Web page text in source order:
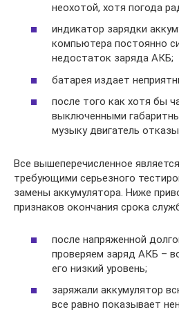
неохотой, хотя погода
индикатор зарядки
компьютера постоянно
недостаток заряда АКБ;
батарея издает
после того как хотя бы
выключенными
музыку двигатель
Все вышеперечисленное
требующими серьезного
замены аккумулятора. Ниже
признаков окончания срока
после напряженной
проверяем заряд АКБ –
его низкий уровень;
заряжали аккумулятор
все равно показывает